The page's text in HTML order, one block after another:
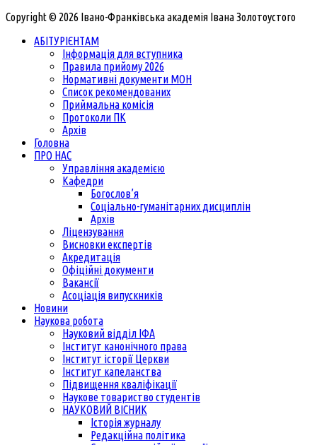
Copyright © 2026 Івано-Франківська академія Івана Золотоустого
АБІТУРІЄНТАМ
Інформація для вступника
Правила прийому 2026
Нормативні документи МОН
Список рекомендованих
Приймальна комісія
Протоколи ПК
Архів
Головна
ПРО НАС
Управління академією
Кафедри
Богослов’я
Соціально-гуманітарних дисциплін
Архів
Ліцензування
Висновки експертів
Акредитація
Офіційні документи
Вакансії
Асоціація випускників
Новини
Наукова робота
Науковий відділ ІФА
Інститут канонічного права
Інститут історії Церкви
Інститут капеланства
Підвищення кваліфікації
Наукове товариство студентів
НАУКОВИЙ ВІСНИК
Історія журналу
Редакційна політика